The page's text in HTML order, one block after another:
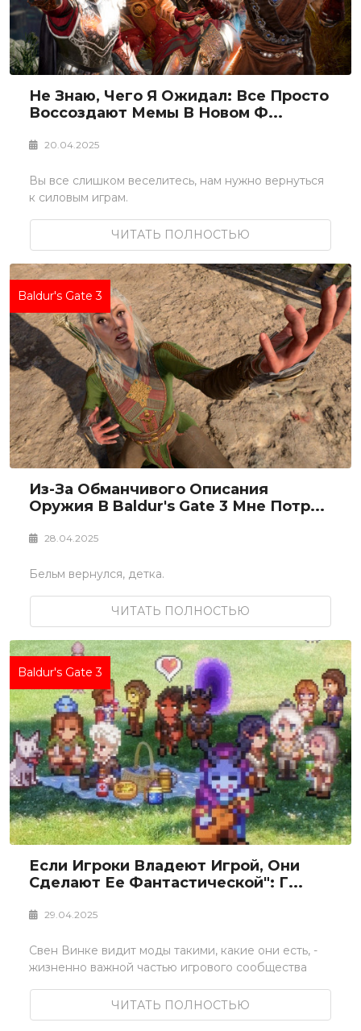
Не Знаю, Чего Я Ожидал: Все Просто
Воссоздают Мемы В Новом Ф...
20.04.2025
Вы все слишком веселитесь, нам нужно вернуться
к силовым играм.
ЧИТАТЬ ПОЛНОСТЬЮ
Baldur's Gate 3
Из-За Обманчивого Описания
Оружия В Baldur's Gate 3 Мне Потр...
28.04.2025
Бельм вернулся, детка.
ЧИТАТЬ ПОЛНОСТЬЮ
Baldur's Gate 3
Если Игроки Владеют Игрой, Они
Сделают Ее Фантастической": Г...
29.04.2025
Свен Винке видит моды такими, какие они есть, -
жизненно важной частью игрового сообщества
ЧИТАТЬ ПОЛНОСТЬЮ